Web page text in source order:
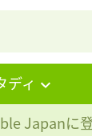
ディ
Japanに